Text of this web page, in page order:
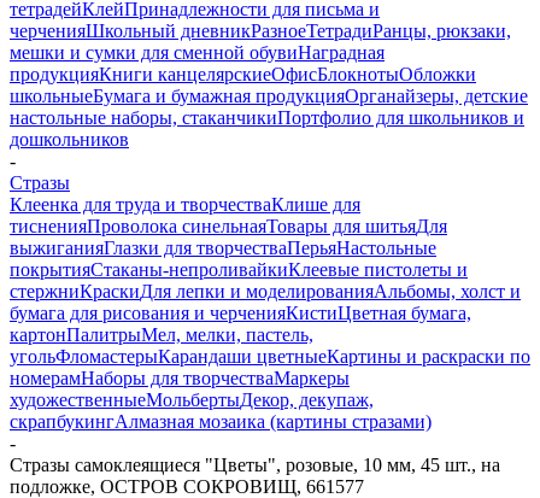
тетрадейКлейПринадлежности для письма и
черченияШкольный дневникРазноеТетрадиРанцы, рюкзаки,
мешки и сумки для сменной обувиНаградная
продукцияКниги канцелярскиеОфисБлокнотыОбложки
школьныеБумага и бумажная продукцияОрганайзеры, детские
настольные наборы, стаканчикиПортфолио для школьников и
дошкольников
-
Стразы
Клеенка для труда и творчестваКлише для
тисненияПроволока синельнаяТовары для шитьяДля
выжиганияГлазки для творчестваПерьяНастольные
покрытияСтаканы-непроливайкиКлеевые пистолеты и
стержниКраскиДля лепки и моделированияАльбомы, холст и
бумага для рисования и черченияКистиЦветная бумага,
картонПалитрыМел, мелки, пастель,
угольФломастерыКарандаши цветныеКартины и раскраски по
номерамНаборы для творчестваМаркеры
художественныеМольбертыДекор, декупаж,
скрапбукингАлмазная мозаика (картины стразами)
-
Стразы самоклеящиеся "Цветы", розовые, 10 мм, 45 шт., на
подложке, ОСТРОВ СОКРОВИЩ, 661577